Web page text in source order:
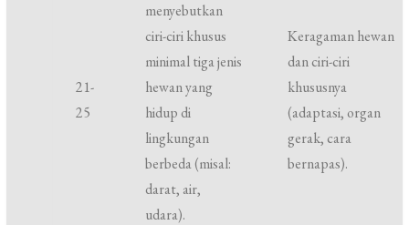
21-
25
menyebutkan
ciri-ciri khusus
minimal tiga jenis
hewan yang
hidup di
lingkungan
berbeda (misal:
darat, air,
udara).
Keragaman hewan
dan ciri-ciri
khususnya
(adaptasi, organ
gerak, cara
bernapas).